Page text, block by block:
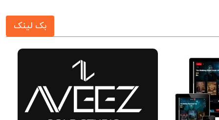
بک لینک